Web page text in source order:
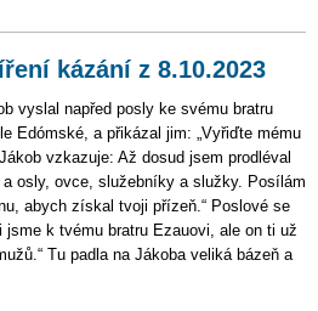
kázání z 8.10.2023
vyslal napřed posly ke svému bratru
Edómské, a přikázal jim: „Vyřiďte mému
vzkazuje: Až dosud jsem prodléval
osly, ovce, služebníky a služky. Posílám
abych získal tvoji přízeň.“ Poslové se
k tvému bratru Ezauovi, ale on ti už
Tu padla na Jákoba veliká bázeň a